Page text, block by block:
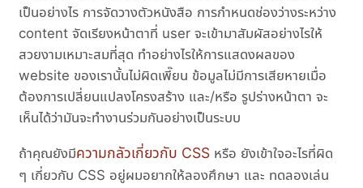
เป็นอย่างไร การจัดวางตัวหนังสือ การกำหนดช่องว่างระหว่าง
content จัดเรียงหน้าตาที่ user จะเข้ามาสัมผัสอย่างไรให้
สวยงามเหมาะสมที่สุด ทำอย่างไรให้การแสดงผลของ
website ของเรานั้นไม่ผิดเพี๊ยน ข้อมูลไม่มีการเสียหายเมื่อ
ต้องการเปลี่ยนแปลงโครงสร้าง และ/หรือ รูปร่างหน้าตา จะ
เห็นได้ว่ามันจะทำงานร่วมกันอย่างเป็นระบบ
ถ้าคุณยังมีความกลัวเกี่ยวกับ CSS หรือ ยังเข้าใจอะไรที่ผิด
ๆ เกี่ยวกับ CSS อยู่ผมอยากให้ลองศึกษา และ ทดลองเล่น